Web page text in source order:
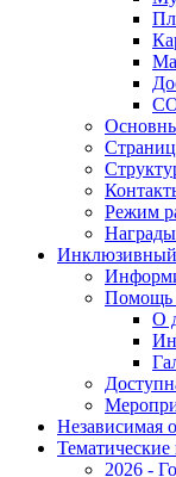
Режим
Инклюзивный
Помощь
О
Независимая
Тематические
2026 -